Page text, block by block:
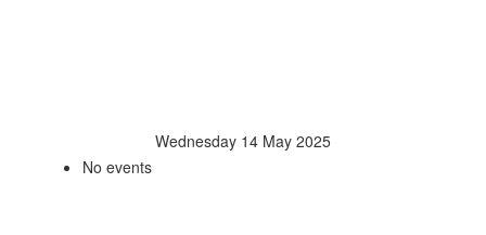
Wednesday 14 May 2025
No events